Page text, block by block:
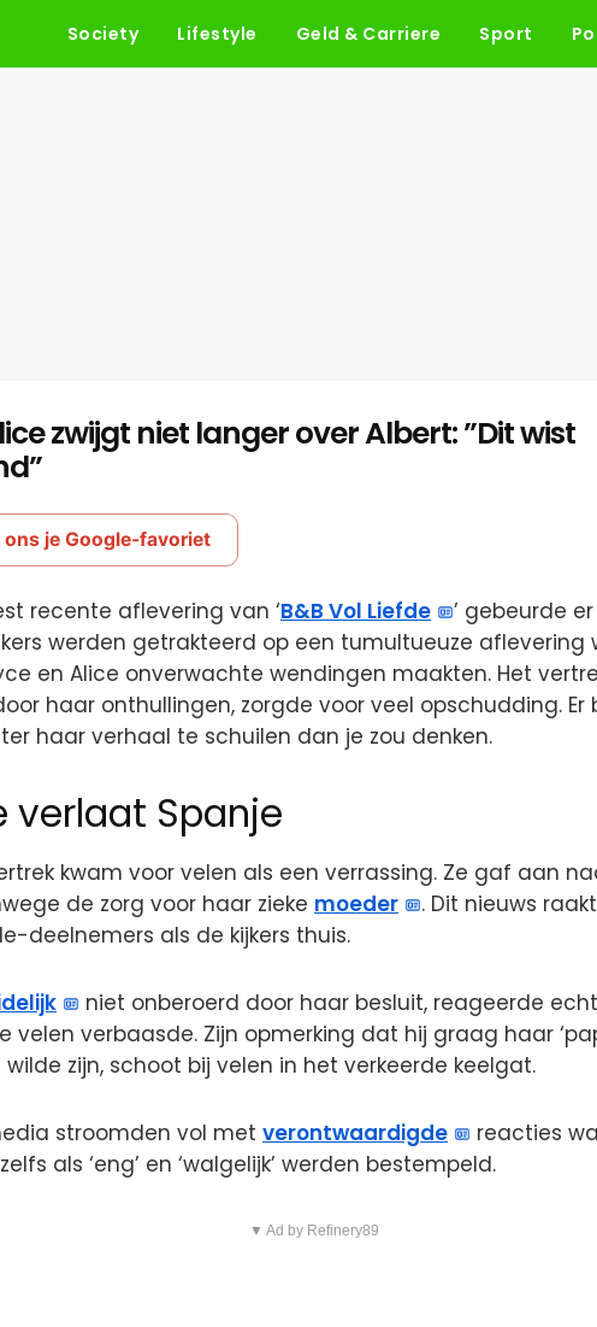
Society Lifestyle Geld & Carriere Sport
zwijgt niet langer over Albert: ”Dit wist
ons je Google-favoriet
recente aflevering van ‘B&B Vol Liefde
’ gebeurde
werden getrakteerd op een tumultueuze aflevering
en Alice onverwachte wendingen maakten. Het
haar onthullingen, zorgde voor veel opschudding. Er
haar verhaal te schuilen dan je zou denken.
verlaat Spanje
kwam voor velen als een verrassing. Ze gaf aan
de zorg voor haar zieke moeder
. Dit nieuws
deelnemers als de kijkers thuis.
niet onberoerd door haar besluit, reageerde
velen verbaasde. Zijn opmerking dat hij graag haar
wilde zijn, schoot bij velen in het verkeerde keelgat.
stroomden vol met verontwaardigde
reacties
als ‘eng’ en ‘walgelijk’ werden bestempeld.
▼ Ad by Refinery89